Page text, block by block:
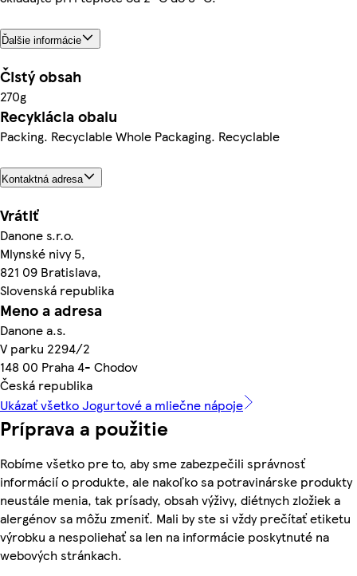
Ďalšie informácie
Čistý obsah
270g
Recyklácia obalu
Packing. Recyclable Whole Packaging. Recyclable
Kontaktná adresa
Vrátiť
Danone s.r.o.
Mlynské nivy 5,
821 09 Bratislava,
Slovenská republika
Meno a adresa
Danone a.s.
V parku 2294/2
148 00 Praha 4- Chodov
Česká republika
Ukázať všetko Jogurtové a mliečne nápoje
Príprava a použitie
Robíme všetko pre to, aby sme zabezpečili správnosť
informácií o produkte, ale nakoľko sa potravinárske produkty
neustále menia, tak prísady, obsah výživy, diétnych zložiek a
alergénov sa môžu zmeniť. Mali by ste si vždy prečítať etiketu
výrobku a nespoliehať sa len na informácie poskytnuté na
webových stránkach.